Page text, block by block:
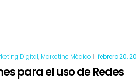
Digital, Marketing Médico | febrero 20,
para el uso de Redes